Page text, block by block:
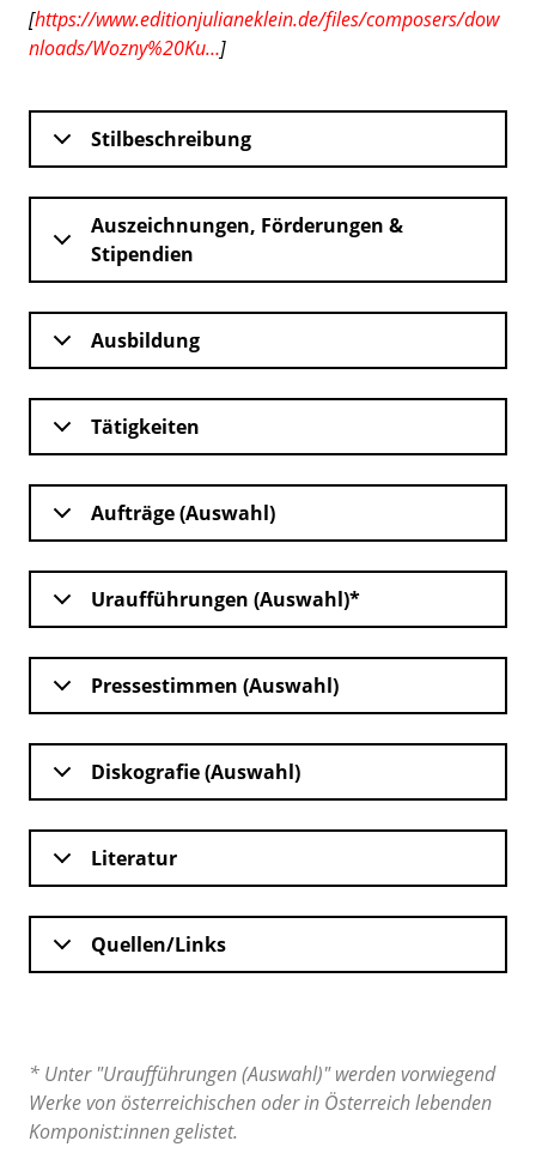
[https://www.editionjulianeklein.de/files/composers/dow
nloads/Wozny%20Ku…]
Stilbeschreibung
Auszeichnungen, Förderungen &
Stipendien
Ausbildung
Tätigkeiten
Aufträge (Auswahl)
Uraufführungen (Auswahl)*
Pressestimmen (Auswahl)
Diskografie (Auswahl)
Literatur
Quellen/Links
* Unter "Uraufführungen (Auswahl)" werden vorwiegend
Werke von österreichischen oder in Österreich lebenden
Komponist:innen gelistet.